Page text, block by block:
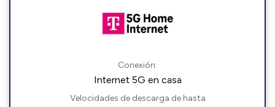
Conexión:
Internet 5G en casa
Velocidades de descarga de hasta